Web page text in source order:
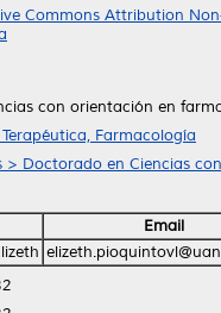
Commons Attribution
con orientación en
Farmacología
> Doctorado en Ciencias
Email